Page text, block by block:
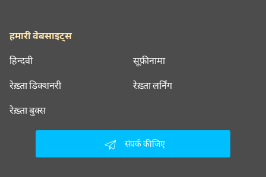
हमारी वेबसाइट्स
हिन्दवी सूफ़ीनामा
रेख़्ता डिक्शनरी रेख़्ता लर्निंग
रेख़्ता बुक्स
संपर्क कीजिए